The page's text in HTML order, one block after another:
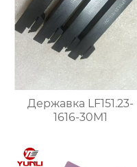
Державка LF151.23-
1616-30M1